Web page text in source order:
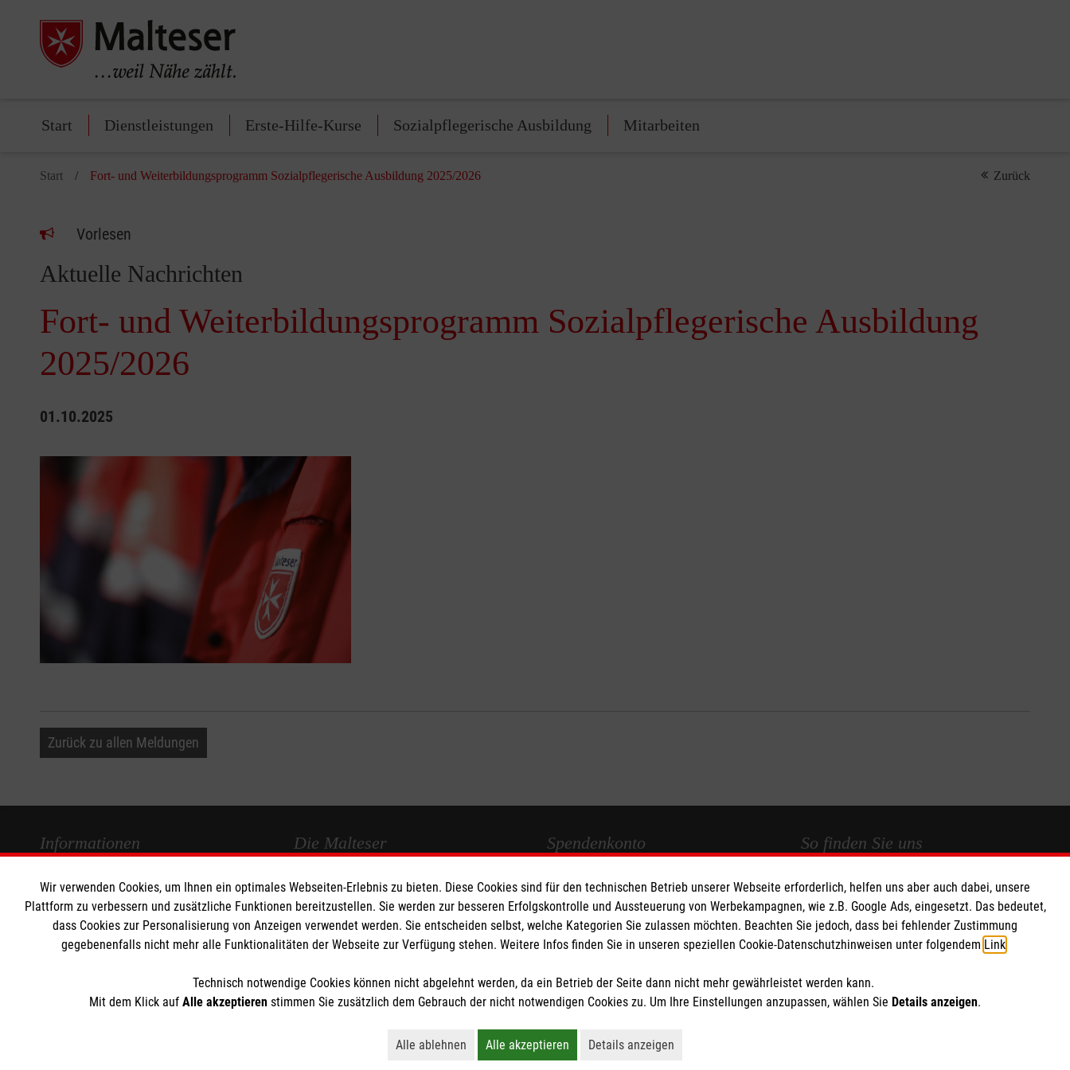
Start Dienstleistungen Erste-Hilfe-Kurse Sozialpflegerische Ausbildung Mitarbeiten
Start Fort- und Weiterbildungsprogramm Sozialpflegerische Ausbildung 2025/2026 Zurück
Vorlesen
Aktuelle Nachrichten
Fort- und Weiterbildungsprogramm Sozialpflegerische Ausbildung
2025/2026
01.10.2025
Zurück zu allen Meldungen
Informationen
Impressum
Datenschutz
Kontakt
Die Malteser
Malteser in Deutschland
Malteserorden
Sharepoint
Spendenkonto
Empfänger: Malteser Hilfsdienst in
Papenburg e.V.
Sparkasse Emsland
BIC: NOLADE21EMS
So finden Sie uns
Flachsmeerstraße 14
26871 Papenburg
Telefon: 04961 9439117
info.papenburg@malteser.org
Wir verwenden Cookies, um Ihnen ein optimales Webseiten-Erlebnis zu bieten. Diese Cookies sind für den technischen Betrieb unserer Webseite erforderlich, helfen uns aber auch dabei, unsere
Plattform zu verbessern und zusätzliche Funktionen bereitzustellen. Sie werden zur besseren Erfolgskontrolle und Aussteuerung von Werbekampagnen, wie z.B. Google Ads, eingesetzt. Das bedeutet,
dass Cookies zur Personalisierung von Anzeigen verwendet werden. Sie entscheiden selbst, welche Kategorien Sie zulassen möchten. Beachten Sie jedoch, dass bei fehlender Zustimmung
gegebenenfalls nicht mehr alle Funktionalitäten der Webseite zur Verfügung stehen. Weitere Infos finden Sie in unseren speziellen Cookie-Datenschutzhinweisen unter folgendem Link
Technisch notwendige Cookies können nicht abgelehnt werden, da ein Betrieb der Seite dann nicht mehr gewährleistet werden kann.
Mit dem Klick auf Alle akzeptieren stimmen Sie zusätzlich dem Gebrauch der nicht notwendigen Cookies zu. Um Ihre Einstellungen anzupassen, wählen Sie Details anzeigen.
Alle ablehnen
Lehnt alle nicht-essentiellen Cookies ab
Alle akzeptieren
Akzeptiert alle Cookies einschließlich Marketing und Analyse
Details anzeigen